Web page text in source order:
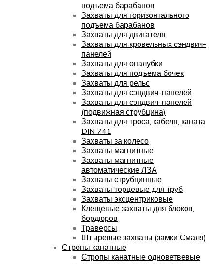
подъема барабанов
Захваты для горизонтального
подъема барабанов
Захваты для двигателя
Захваты для кровельных сэндвич-
панелей
Захваты для опалубки
Захваты для подъема бочек
Захваты для рельс
Захваты для сэндвич-панелей
Захваты для сэндвич-панелей
(подвижная струбцина)
Захваты для троса, кабеля, каната
DIN 741
Захваты за колесо
Захваты магнитные
Захваты магнитные
автоматические ЛЗА
Захваты струбцинные
Захваты торцевые для труб
Захваты эксцентриковые
Клещевые захваты для блоков,
бордюров
Траверсы
Штыревые захваты (замки Смаля)
Стропы канатные
Стропы канатные одноветвевые